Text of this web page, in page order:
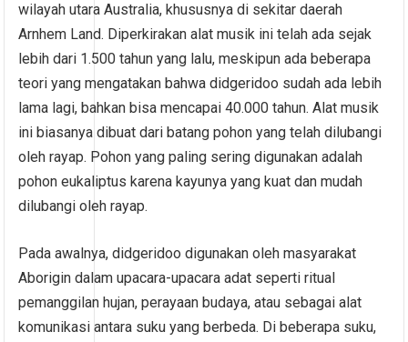
wilayah utara Australia, khususnya di sekitar daerah
Arnhem Land. Diperkirakan alat musik ini telah ada sejak
lebih dari 1.500 tahun yang lalu, meskipun ada beberapa
teori yang mengatakan bahwa didgeridoo sudah ada lebih
lama lagi, bahkan bisa mencapai 40.000 tahun. Alat musik
ini biasanya dibuat dari batang pohon yang telah dilubangi
oleh rayap. Pohon yang paling sering digunakan adalah
pohon eukaliptus karena kayunya yang kuat dan mudah
dilubangi oleh rayap.
Pada awalnya, didgeridoo digunakan oleh masyarakat
Aborigin dalam upacara-upacara adat seperti ritual
pemanggilan hujan, perayaan budaya, atau sebagai alat
komunikasi antara suku yang berbeda. Di beberapa suku,